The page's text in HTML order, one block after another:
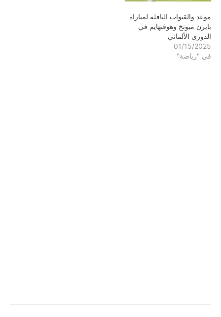
موعد والقنوات الناقلة لمباراة
بايرن ميونخ وهوفنهايم في
الدوري الألماني
01/15/2025
في "رياضة"